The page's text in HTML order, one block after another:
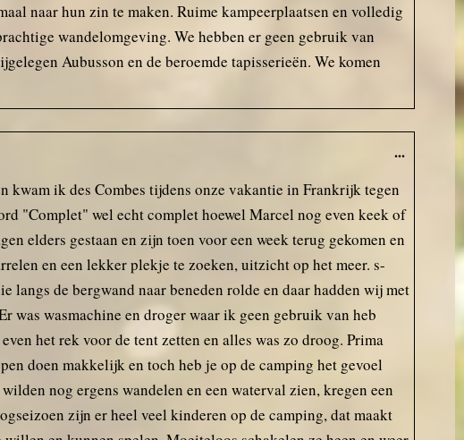
summer with the sun shining it
would have been great to sit on
the decking or using the pool.
naar hun zin te maken. Ruime kampeerplaatsen en volledig
wandelomgeving. We hebben er geen gebruik van
Aubusson en de beroemde tapisserieën. We komen
kwam ik des Combes tijdens onze vakantie in Frankrijk tegen
"Complet" wel echt complet hoewel Marcel nog even keek of
elders gestaan en zijn toen voor een week terug gekomen en
en een lekker plekje te zoeken, uitzicht op het meer. s-
de bergwand naar beneden rolde en daar hadden wij met
was wasmachine en droger waar ik geen gebruik van heb
het rek voor de tent zetten en alles was zo droog. Prima
doen makkelijk en toch heb je op de camping het gevoel
nog ergens wandelen en een waterval zien, kregen een
zijn er heel veel kinderen op de camping, dat maakt
...